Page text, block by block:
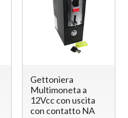
Gettoniera
Multimoneta a
12Vcc con uscita
con contatto NA